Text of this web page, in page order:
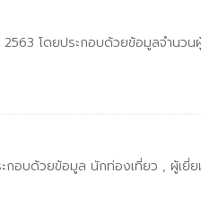
โดยประกอบด้วยข้อมูลจำนวน
อบด้วยข้อมูล นักท่องเที่ยว , ผู้เยี่ย